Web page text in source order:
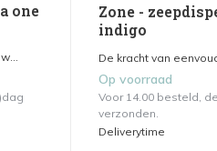
one
Zone -
indigo
De kracht van
Op voorraad
Voor 14.00 besteld,
verzonden.
Deliverytime